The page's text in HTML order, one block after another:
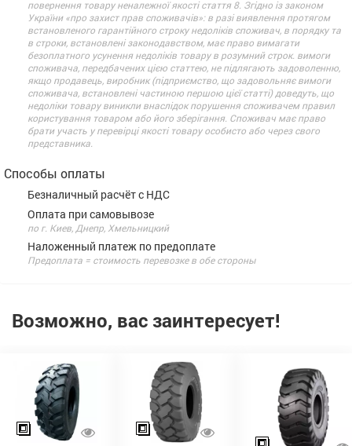
повернення товару неналежної якості стаття 8. Згідно із законом
України «про захист прав споживачів»: в разі виявлення протягом
встановленого гарантійного строку недоліків споживач, в порядку та
в строки, встановлені законодавством, має право вимагати
безоплатного усунення недоліків товару в розумний строк. вимоги
споживача, передбачених цією статтею, не підлягають задоволенню,
якщо продавець, виробник (підприємство, що задовольняє вимоги
споживача, встановлені частиною першою цієї статті) доведуть, що
недоліки товару виникли внаслідок порушення споживачем правил
користування товаром або його зберігання. Споживач має право
брати участь у перевірці якості товару особисто або через свого
представника.
Способы оплаты
Безналичный расчёт с НДС
Оплата при самовывозе
по г. Киев, Днепр, Хмельницкий
Наложенный платеж по предоплате
Предоплата = стоимость перевозке в обе стороны
Возможно, вас заинтересует!